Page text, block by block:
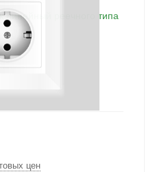
линейный реечного типа
цен